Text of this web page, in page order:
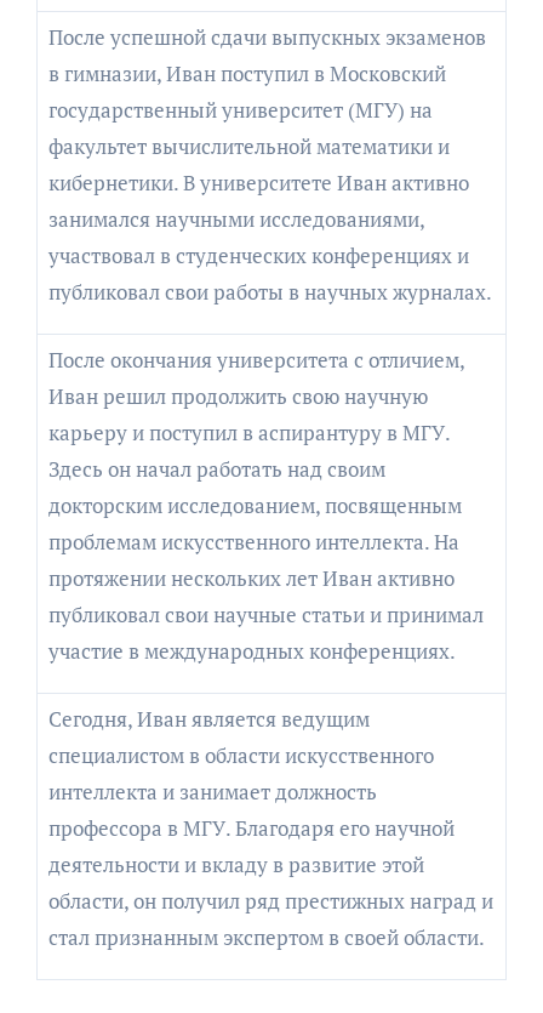
После успешной сдачи выпускных экзаменов
в гимназии, Иван поступил в Московский
государственный университет (МГУ) на
факультет вычислительной математики и
кибернетики. В университете Иван активно
занимался научными исследованиями,
участвовал в студенческих конференциях и
публиковал свои работы в научных журналах.
После окончания университета с отличием,
Иван решил продолжить свою научную
карьеру и поступил в аспирантуру в МГУ.
Здесь он начал работать над своим
докторским исследованием, посвященным
проблемам искусственного интеллекта. На
протяжении нескольких лет Иван активно
публиковал свои научные статьи и принимал
участие в международных конференциях.
Сегодня, Иван является ведущим
специалистом в области искусственного
интеллекта и занимает должность
профессора в МГУ. Благодаря его научной
деятельности и вкладу в развитие этой
области, он получил ряд престижных наград и
стал признанным экспертом в своей области.